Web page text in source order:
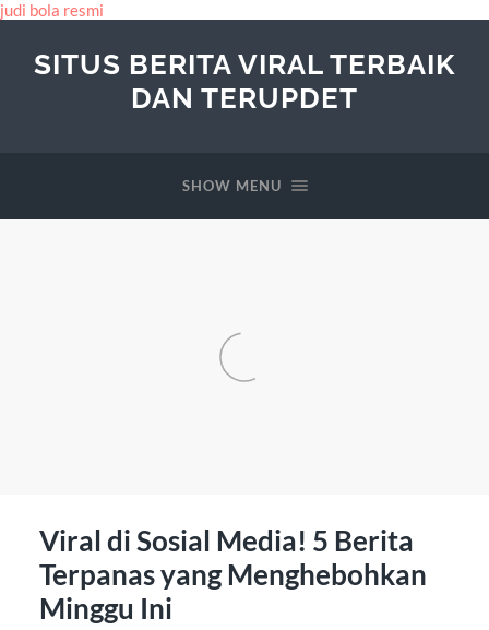
judi bola resmi
SITUS BERITA VIRAL TERBAIK
DAN TERUPDET
SHOW MENU
Viral di Sosial Media! 5 Berita
Terpanas yang Menghebohkan
Minggu Ini